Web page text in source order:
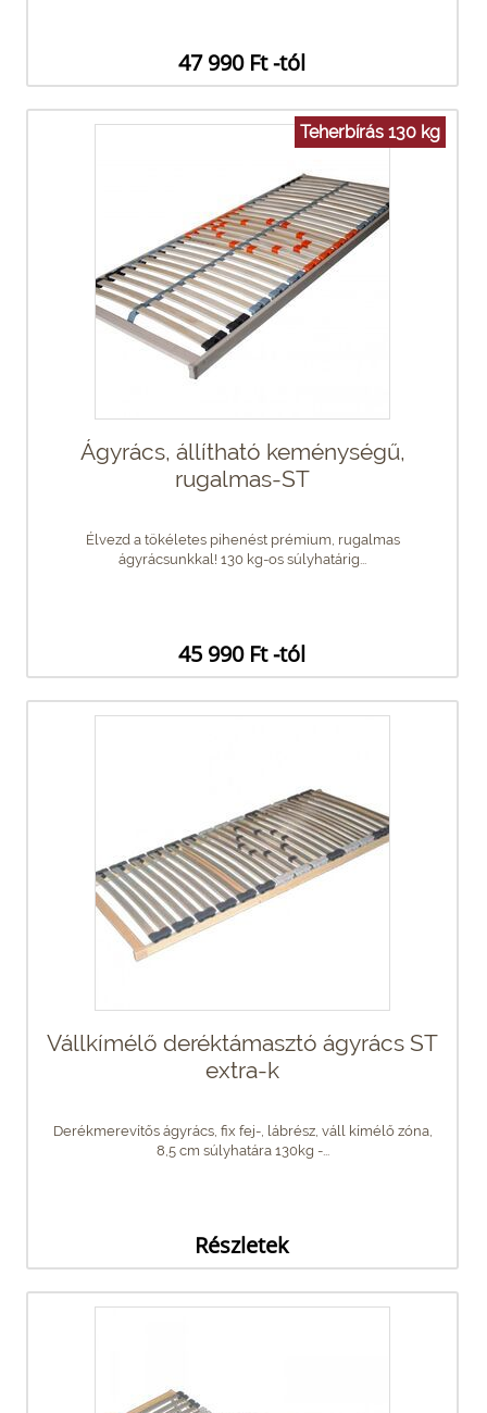
47 990 Ft -tól
Teherbírás 130 kg
Ágyrács, állítható keménységű,
rugalmas-ST
Élvezd a tökéletes pihenést prémium, rugalmas
ágyrácsunkkal! 130 kg-os súlyhatárig...
45 990 Ft -tól
Vállkímélő deréktámasztó ágyrács ST
extra-k
Derékmerevítős ágyrács, fix fej-, lábrész, váll kímélő zóna,
8,5 cm súlyhatára 130kg -...
Részletek